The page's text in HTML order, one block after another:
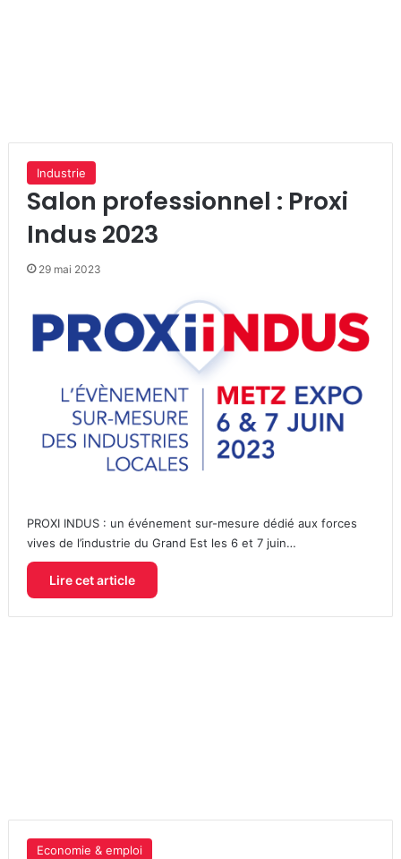
Industrie
Salon professionnel : Proxi
Indus 2023
29 mai 2023
PROXI INDUS : un événement sur-mesure dédié aux forces
vives de l’industrie du Grand Est les 6 et 7 juin…
Lire cet article
Economie & emploi